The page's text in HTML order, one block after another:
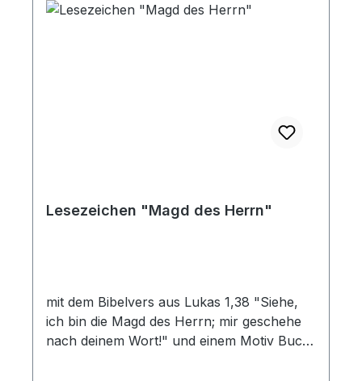
Lesezeichen "Magd des Herrn"
mit dem Bibelvers aus Lukas 1,38 "Siehe,
ich bin die Magd des Herrn; mir geschehe
nach deinem Wort!" und einem Motiv Buch